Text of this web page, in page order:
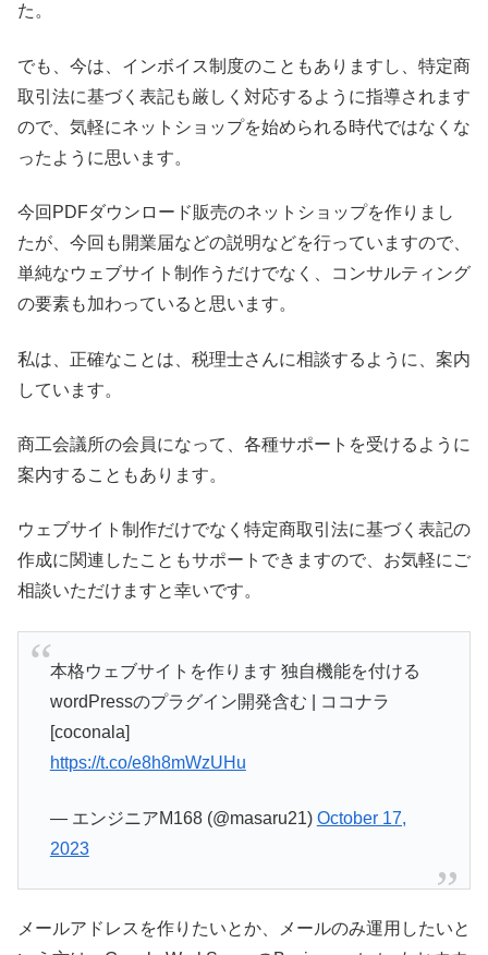
た。
でも、今は、インボイス制度のこともありますし、特定商
取引法に基づく表記も厳しく対応するように指導されます
ので、気軽にネットショップを始められる時代ではなくな
ったように思います。
今回PDFダウンロード販売のネットショップを作りまし
たが、今回も開業届などの説明などを行っていますので、
単純なウェブサイト制作うだけでなく、コンサルティング
の要素も加わっていると思います。
私は、正確なことは、税理士さんに相談するように、案内
しています。
商工会議所の会員になって、各種サポートを受けるように
案内することもあります。
ウェブサイト制作だけでなく特定商取引法に基づく表記の
作成に関連したこともサポートできますので、お気軽にご
相談いただけますと幸いです。
本格ウェブサイトを作ります 独自機能を付ける
wordPressのプラグイン開発含む | ココナラ
[coconala]
https://t.co/e8h8mWzUHu
— エンジニアM168 (@masaru21) October 17,
2023
メールアドレスを作りたいとか、メールのみ運用したいと